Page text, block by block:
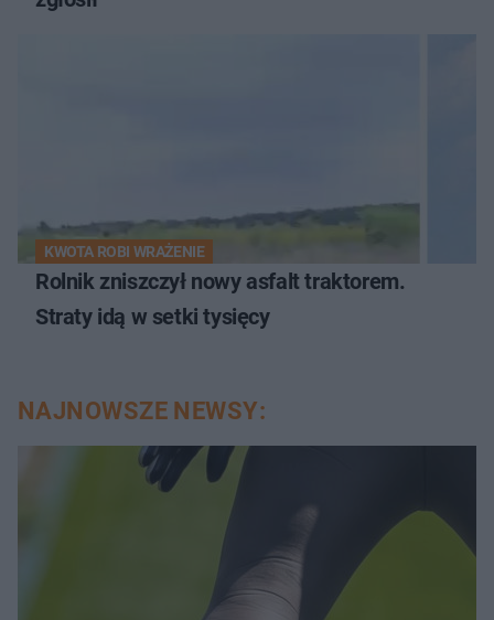
KWOTA ROBI WRAŻENIE
Rolnik zniszczył nowy asfalt traktorem.
Straty idą w setki tysięcy
NAJNOWSZE NEWSY: